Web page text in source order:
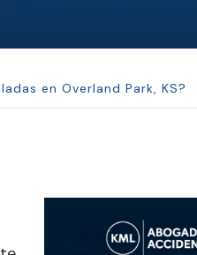
en Overland Park, KS?